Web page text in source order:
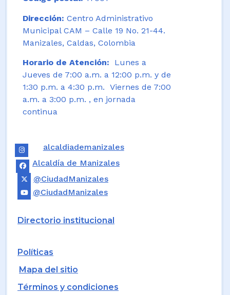
Dirección: Centro Administrativo
Municipal CAM – Calle 19 No. 21-44.
Manizales, Caldas, Colombia
Horario de Atención: Lunes a
Jueves de 7:00 a.m. a 12:00 p.m. y de
1:30 p.m. a 4:30 p.m. Viernes de 7:00
a.m. a 3:00 p.m. , en jornada
continua
alcaldiademanizales
Alcaldía de Manizales
@CiudadManizales
@CiudadManizales
Directorio institucional
Políticas
Mapa del sitio
Términos y condiciones